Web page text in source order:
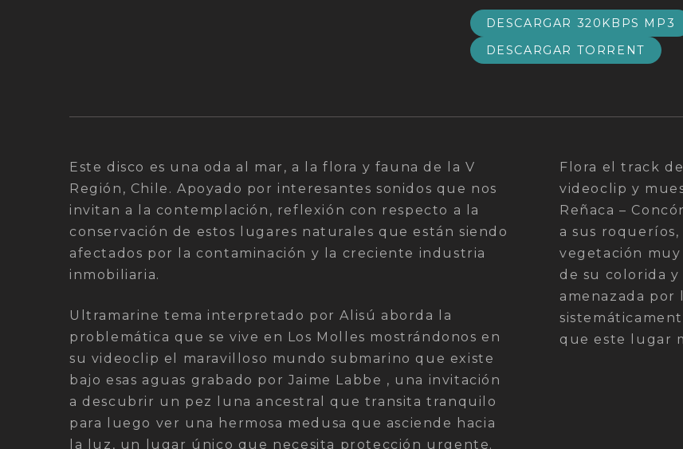
DESCARGAR 320KBPS MP3
DESCARGAR TORRENT
Este disco es una oda al mar, a la flora y fauna de la V
Región, Chile. Apoyado por interesantes sonidos que nos
invitan a la contemplación, reflexión con respecto a la
conservación de estos lugares naturales que están siendo
afectados por la contaminación y la creciente industria
inmobiliaria.
Ultramarine tema interpretado por Alisú aborda la
problemática que se vive en Los Molles mostrándonos en
su videoclip el maravilloso mundo submarino que existe
bajo esas aguas grabado por Jaime Labbe , una invitación
a descubrir un pez luna ancestral que transita tranquilo
para luego ver una hermosa medusa que asciende hacia
la luz, un lugar único que necesita protección urgente.
Flora el track
videoclip y
Reñaca –
a sus
vegetación muy
de su colorida
amenazada por
que este lugar